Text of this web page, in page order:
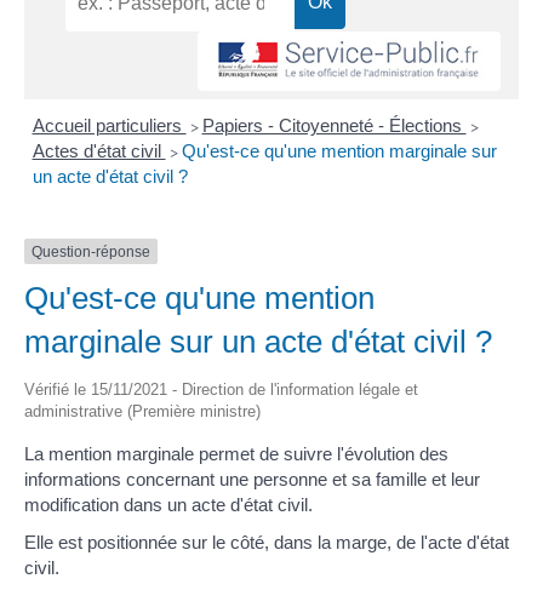
Accueil particuliers > Papiers - Citoyenneté - Élections >
Actes d'état civil > Qu'est-ce qu'une mention marginale sur
un acte d'état civil ?
Question-réponse
Qu'est-ce qu'une mention
marginale sur un acte d'état civil ?
Vérifié le 15/11/2021 - Direction de l'information légale et
administrative (Première ministre)
La mention marginale permet de suivre l'évolution des
informations concernant une personne et sa famille et leur
modification dans un acte d'état civil.
Elle est positionnée sur le côté, dans la marge, de l'acte d'état
civil.